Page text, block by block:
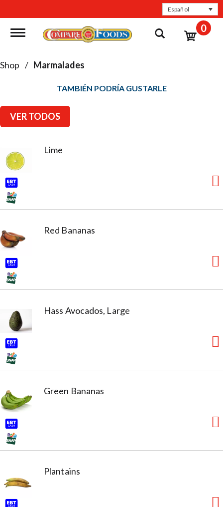
Español
Toggle navigation 0
Shop / Marmalades
TAMBIÉN PODRÍA GUSTARLE
VER TODOS
Lime
Red Bananas
Hass Avocados, Large
Green Bananas
Plantains